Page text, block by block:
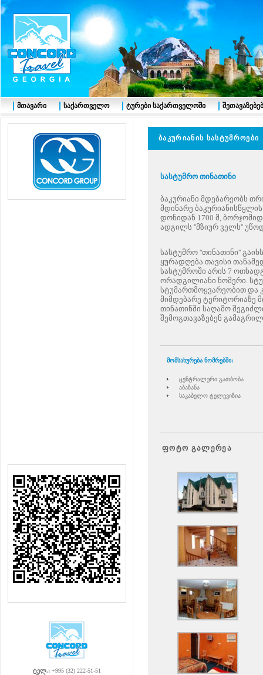
ტელ.:+995 (32) 222-51-51
ბაკურიანის სასტუმროები
სასტუმრო თინათინი
ბაკურიანი მდებარეობს
მდინარე
დონიდან 1700 მ,
ადგილს ''მზიურ ველს''
სასტუმრო ''თინათინი''
ყურადღება თავისი
სასტუმროში არის 7
ორადგილიანი ნომერი.
სტუმართმოყვარეობით და
მიმდებარე ტერიტორიაზე
თინათინში საღამო
შემოგთავაზებენ
მომსახურება ნომრებში:
ცენტრალური გათბობა
აბაზანა
საკაბელო ტელევიზია
ფოტო გალერეა
მთავარი საქართველო ტურები საქართველოში